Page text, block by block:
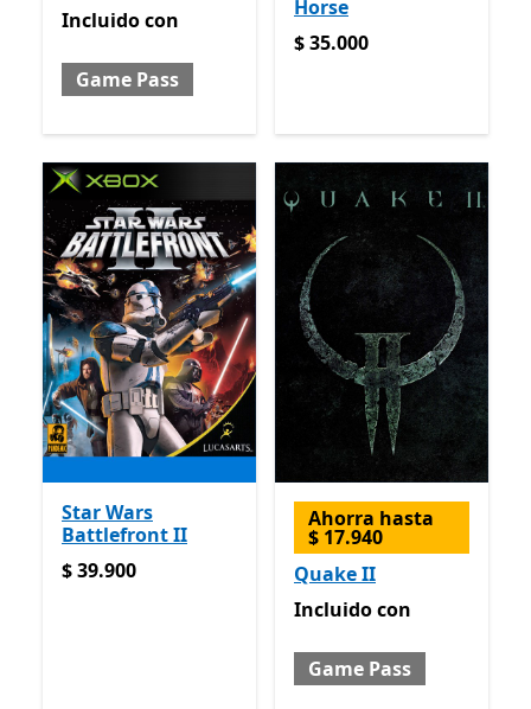
Incluido con Game Pass
Incluidocon
Game Pass
Horse
$ 35.000
$ 35.000
Star Wars
Battlefront II
$ 39.900
$ 39.900
Ahorra hasta
$ 17.940
Quake II
Incluido con Game Pass
Incluidocon
Game Pass